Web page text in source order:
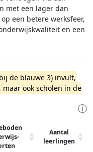
met een lager dan
een betere werksfeer,
en een
de blauwe 3) invult,
ook scholen in de
ⓘ
Aantal
leerlingen